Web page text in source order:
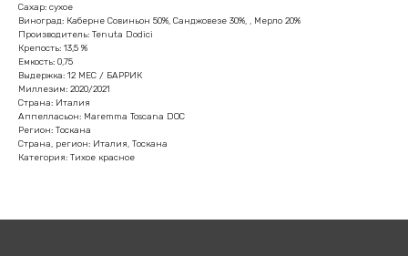
Сахар: сухое
Виноград: Каберне Совиньон 50%, Санджовезе 30%, , Мерло 20%
Производитель: Tenuta Dodici
Крепость: 13,5 %
Емкость: 0,75
Выдержка: 12 МЕС / БАРРИК
Миллезим: 2020/2021
Страна: Италия
Аппелласьон: Maremma Toscana DOC
Регион: Тоскана
Страна, регион: Италия, Тоскана
Категория: Тихое красное